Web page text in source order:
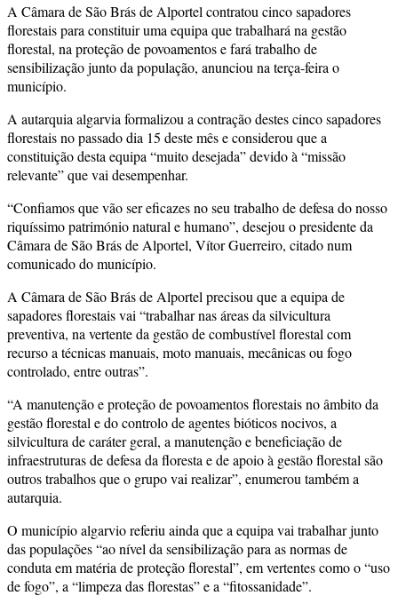
A Câmara de São Brás de Alportel contratou cinco sapadores
florestais para constituir uma equipa que trabalhará na gestão
florestal, na proteção de povoamentos e fará trabalho de
sensibilização junto da população, anunciou na terça-feira o
município.
A autarquia algarvia formalizou a contração destes cinco sapadores
florestais no passado dia 15 deste mês e considerou que a
constituição desta equipa “muito desejada” devido à “missão
relevante” que vai desempenhar.
“Confiamos que vão ser eficazes no seu trabalho de defesa do nosso
riquíssimo património natural e humano”, desejou o presidente da
Câmara de São Brás de Alportel, Vítor Guerreiro, citado num
comunicado do município.
A Câmara de São Brás de Alportel precisou que a equipa de
sapadores florestais vai “trabalhar nas áreas da silvicultura
preventiva, na vertente da gestão de combustível florestal com
recurso a técnicas manuais, moto manuais, mecânicas ou fogo
controlado, entre outras”.
“A manutenção e proteção de povoamentos florestais no âmbito da
gestão florestal e do controlo de agentes bióticos nocivos, a
silvicultura de caráter geral, a manutenção e beneficiação de
infraestruturas de defesa da floresta e de apoio à gestão florestal são
outros trabalhos que o grupo vai realizar”, enumerou também a
autarquia.
O município algarvio referiu ainda que a equipa vai trabalhar junto
das populações “ao nível da sensibilização para as normas de
conduta em matéria de proteção florestal”, em vertentes como o “uso
de fogo”, a “limpeza das florestas” e a “fitossanidade”.